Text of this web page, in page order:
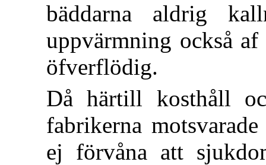
bäddarna aldrig
uppvärmning också
öfverflödig.
Då härtill kosthåll
fabrikerna
ej förvåna att